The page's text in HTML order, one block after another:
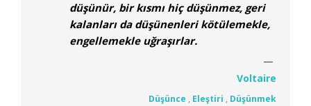
düşünür, bir kısmı hiç düşünmez, geri
kalanları da düşünenleri kötülemekle,
engellemekle uğraşırlar.
Voltaire
Düşünce , Eleştiri , Düşünmek